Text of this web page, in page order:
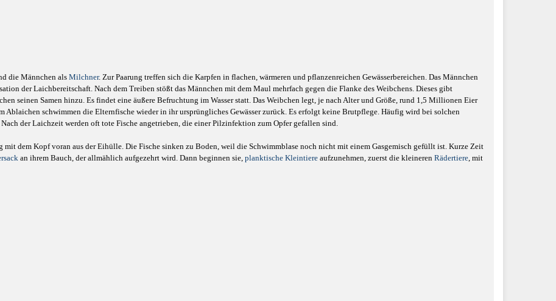
die Männchen als Milchner. Zur Paarung treffen sich die Karpfen in flachen, wärmeren und pflanzenreichen Gewässerbereichen. Das Männchen
der Laichbereitschaft. Nach dem Treiben stößt das Männchen mit dem Maul mehrfach gegen die Flanke des Weibchens. Dieses gibt
seinen Samen hinzu. Es findet eine äußere Befruchtung im Wasser statt. Das Weibchen legt, je nach Alter und Größe, rund 1,5 Millionen Eier
Ablaichen schwimmen die Elternfische wieder in ihr ursprüngliches Gewässer zurück. Es erfolgt keine Brutpflege. Häufig wird bei solchen
der Laichzeit werden oft tote Fische angetrieben, die einer Pilzinfektion zum Opfer gefallen sind.
dem Kopf voran aus der Eihülle. Die Fische sinken zu Boden, weil die Schwimmblase noch nicht mit einem Gasgemisch gefüllt ist. Kurze Zeit
an ihrem Bauch, der allmählich aufgezehrt wird. Dann beginnen sie, planktische Kleintiere aufzunehmen, zuerst die kleineren Rädertiere, mit